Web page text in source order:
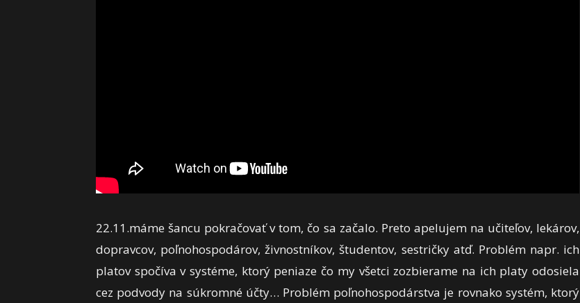
22.11.máme šancu pokračovať v tom, čo sa začalo. Preto apelujem na učiteľov, lekárov,
dopravcov, poľnohospodárov, živnostníkov, študentov, sestričky atď. Problém napr. ich
platov spočíva v systéme, ktorý peniaze čo my všetci zozbierame na ich platy odosiela
cez podvody na súkromné účty… Problém poľnohospodárstva je rovnako systém, ktorý